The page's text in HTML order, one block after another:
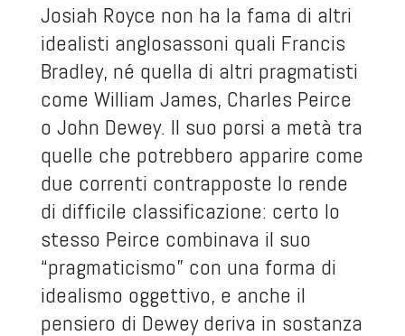
Josiah Royce non ha la fama di altri
idealisti anglosassoni quali Francis
Bradley, né quella di altri pragmatisti
come William James, Charles Peirce
o John Dewey. Il suo porsi a metà tra
quelle che potrebbero apparire come
due correnti contrapposte lo rende
di difficile classificazione: certo lo
stesso Peirce combinava il suo
“pragmaticismo” con una forma di
idealismo oggettivo, e anche il
pensiero di Dewey deriva in sostanza